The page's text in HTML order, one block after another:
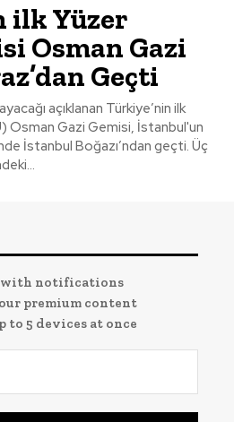
ilk Yüzer
Osman Gazi
Geçti
açıklanan Türkiye’nin ilk
Osman Gazi Gemisi, İstanbul'un
İstanbul Boğazı’ndan geçti. Üç
with notifications
premium content
to 5 devices at once